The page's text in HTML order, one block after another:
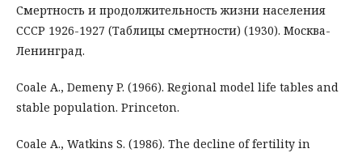
Смертность и продолжительность жизни населения
СССР 1926-1927 (Таблицы смертности) (1930). Москва-
Ленинград.
Coale A., Dеmеnу P. (1966). Regional model life tables and
stable population. Princeton.
Coale A., Watkins S. (1986). The decline of fertility in